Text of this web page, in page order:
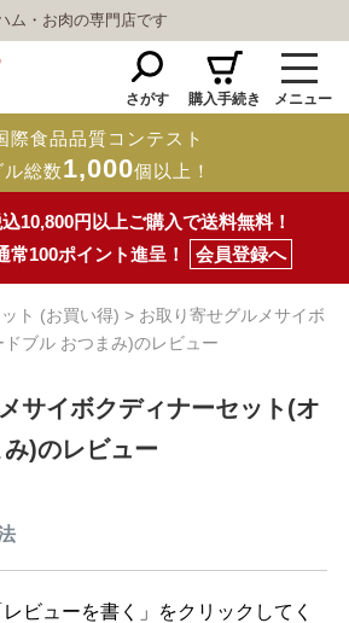
ム・お肉の専門店です
さがす 購入手続き メニュー
際食品品質コンテスト
総数1,000個以上！
10,800円以上ご購入で送料無料！
常100ポイント進呈！
会員登録へ
ト (お買い得)
お取り寄せグルメサイボ
ブル おつまみ)のレビュー
サイボクディナーセット(オ
)のレビュー
ビューを書く」をクリックしてく